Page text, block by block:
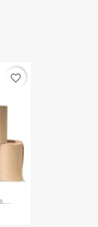
favorite_border